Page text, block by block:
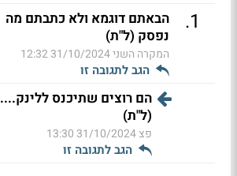
1
.
הבאתם דוגמא ולא כתבתם מה
נפסק (ל"ת)
המקרה השני31/10/2024 12:32
הגב לתגובה זו
הם רוצים שתיכנס ללינק....
(ל"ת)
פצ31/10/2024 13:30
הגב לתגובה זו